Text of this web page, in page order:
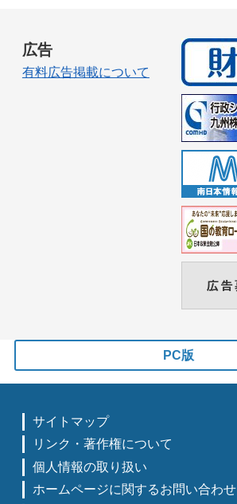
広告
有料広告掲載について
PC版
サイトマップ
リンク・著作権について
個人情報の取り扱い
ホームページに関するお問い合わせ